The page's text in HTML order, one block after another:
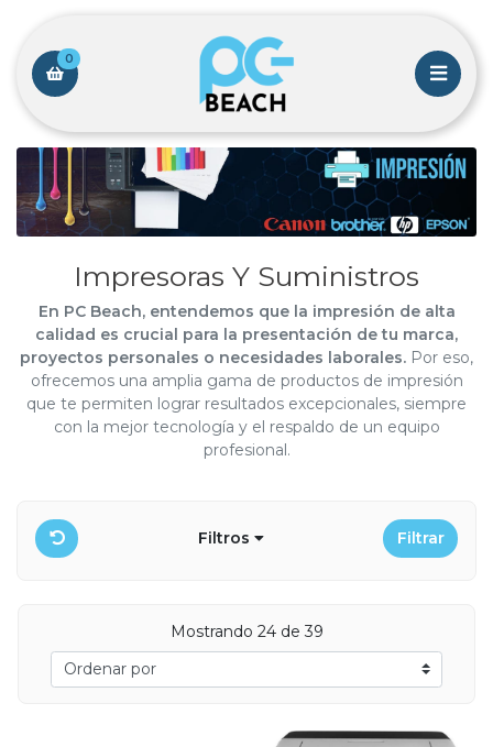
0
Impresoras Y Suministros
En PC Beach, entendemos que la impresión de alta
calidad es crucial para la presentación de tu marca,
proyectos personales o necesidades laborales. Por eso,
ofrecemos una amplia gama de productos de impresión
que te permiten lograr resultados excepcionales, siempre
con la mejor tecnología y el respaldo de un equipo
profesional.
Filtros Filtrar
Mostrando 24 de 39